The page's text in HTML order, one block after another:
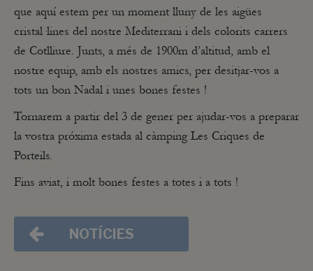
que aquí estem per un moment lluny de les aigües
cristal·lines del nostre Mediterrani i dels colorits carrers
de Cotlliure. Junts, a més de 1900m d’altitud, amb el
nostre equip, amb els nostres amics, per desitjar-vos a
tots un bon Nadal i unes bones festes !
Tornarem a partir del 3 de gener per ajudar-vos a preparar
la vostra próxima estada al càmping Les Criques de
Porteils.
Fins aviat, i molt bones festes a totes i a tots !
NOTÍCIES